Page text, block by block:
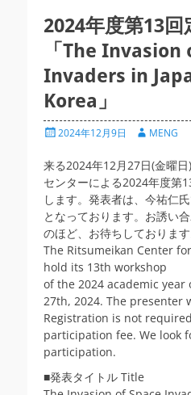
2024年度第13回
「The Invasion
Invaders in
Korea」
投
日
2024年12月9日
投
者
MENG
来る2024年12月27日(金曜
センターによる2024年度第
します。発表者は、今祐仁
となっております。お誘い
のほど、お待ちしております
The Ritsumeikan Center
hold its 13th workshop
of the 2024 academic year
27th, 2024. The presenter
Registration is not
participation fee. We look
participation.
■発表タイトル Title